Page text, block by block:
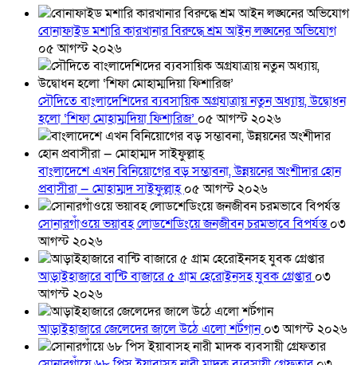
বোনাফাইড মশারি কারখানার বিরুদ্ধে শ্রম আইন লঙ্ঘনের অভিযোগ
০৫ আগস্ট ২০২৬
সৌদিতে বাংলাদেশিদের ব্যবসায়িক অগ্রযাত্রায় নতুন অধ্যায়, উদ্বোধন
হলো ‘শিফা মোহাম্মদিয়া ফিশারিজ’ ০৫ আগস্ট ২০২৬
বাংলাদেশে এখন বিনিয়োগের বড় সম্ভাবনা, উন্নয়নের অংশীদার হোন
প্রবাসীরা — মোহাম্মদ সাইফুল্লাহ্০৫ আগস্ট ২০২৬
সোনারগাঁওয়ে ভয়াবহ লোডশেডিংয়ে জনজীবন চরমভাবে বিপর্যস্ত০৩
আগস্ট ২০২৬
আড়াইহাজারে বান্টি বাজারে ৫ গ্রাম হেরোইনসহ যুবক গ্রেপ্তার০৩
আগস্ট ২০২৬
আড়াইহাজারে জেলেদের জালে উঠে এলো শর্টগান০৩ আগস্ট ২০২৬